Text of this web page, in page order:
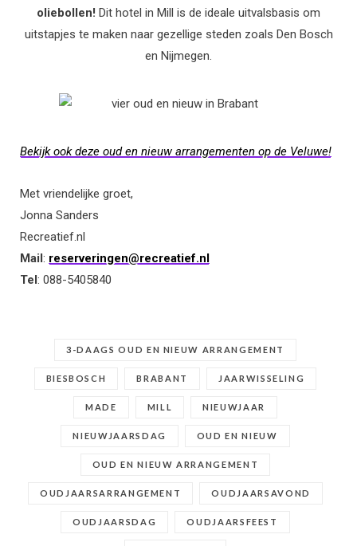
oliebollen! Dit hotel in Mill is de ideale uitvalsbasis om
uitstapjes te maken naar gezellige steden zoals Den Bosch
en Nijmegen.
Bekijk ook deze oud en nieuw arrangementen op de Veluwe!
Met vriendelijke groet,
Jonna Sanders
Recreatief.nl
Mail: reserveringen@recreatief.nl
Tel: 088-5405840
3-DAAGS OUD EN NIEUW ARRANGEMENT
BIESBOSCH BRABANT JAARWISSELING
MADE MILL NIEUWJAAR
NIEUWJAARSDAG OUD EN NIEUW
OUD EN NIEUW ARRANGEMENT
OUDJAARSARRANGEMENT OUDJAARSAVOND
OUDJAARSDAG OUDJAARSFEEST